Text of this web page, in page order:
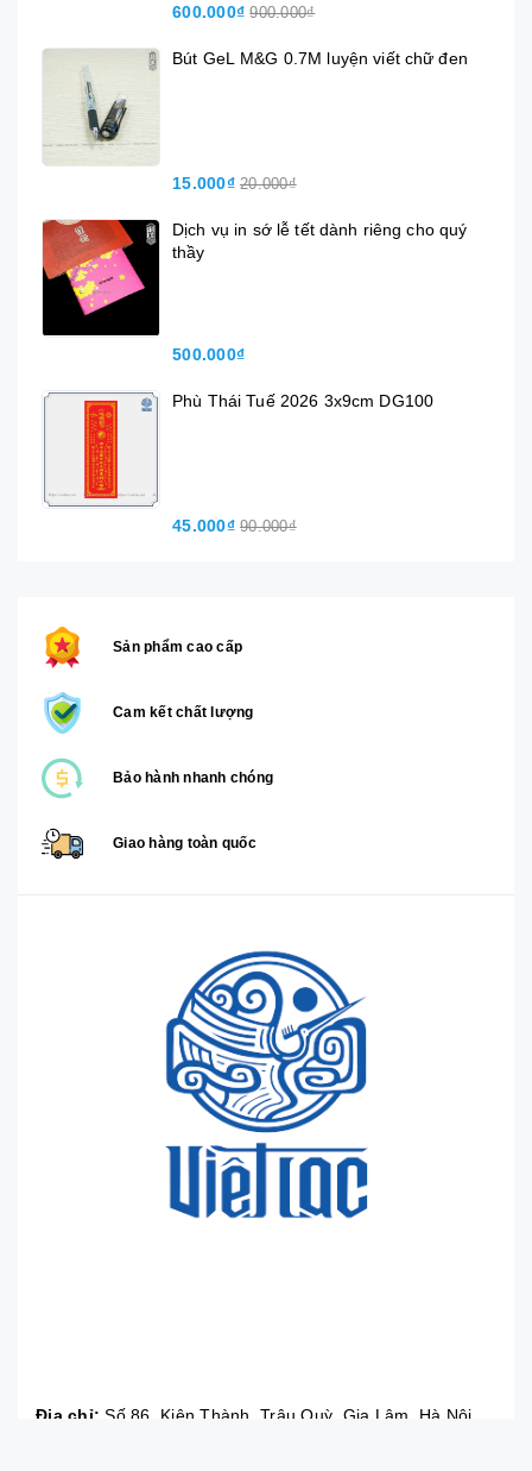
600.000₫ 900.000₫
Bút GeL M&G 0.7M luyện viết chữ đen
15.000₫ 20.000₫
Dịch vụ in sớ lễ tết dành riêng cho quý
thầy
500.000₫
Phù Thái Tuế 2026 3x9cm DG100
45.000₫ 90.000₫
Sản phẩm cao cấp
Cam kết chất lượng
Bảo hành nhanh chóng
Giao hàng toàn quốc
Địa chỉ: Số 86, Kiên Thành, Trâu Quỳ, Gia Lâm, Hà Nội